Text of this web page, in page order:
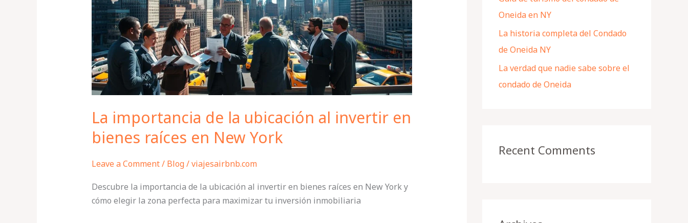
La importancia de la ubicación al invertir en
bienes raíces en New York
Leave a Comment/ Blog/viajesairbnb.com
Descubre la importancia de la ubicación al invertir en bienes raíces en New York y
cómo elegir la zona perfecta para maximizar tu inversión inmobiliaria
en
bienes
raíces
en
New
York
Oneida en NY
La historia completa del Condado
de Oneida NY
La verdad que nadie sabe sobre el
condado de Oneida
Recent Comments